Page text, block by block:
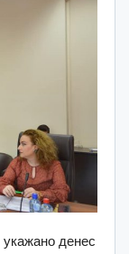
денес